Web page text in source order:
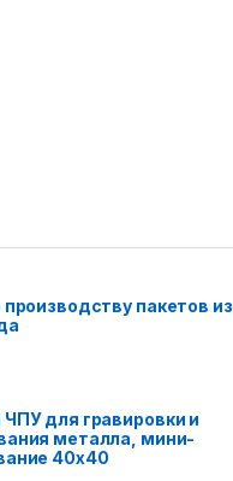
пакетов из
для гравировки и
металла, мини-
40x40